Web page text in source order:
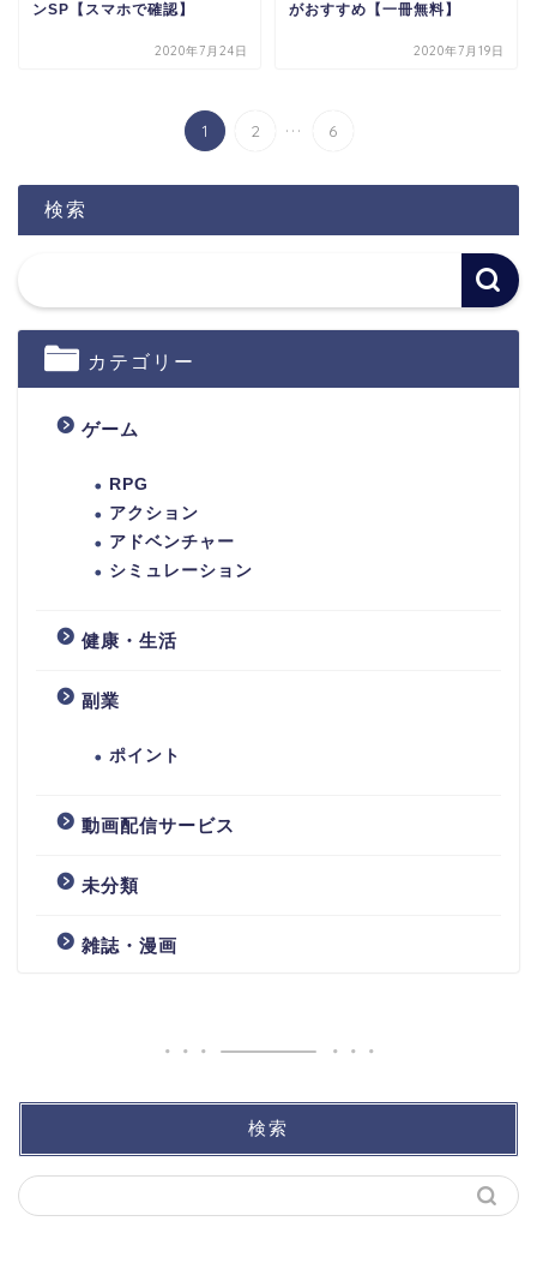
ンSP【スマホで確認】
2020年7月24日
がおすすめ【一冊無料】
2020年7月19日
1 2 ... 6
検索
カテゴリー
ゲーム
RPG
アクション
アドベンチャー
シミュレーション
健康・生活
副業
ポイント
動画配信サービス
未分類
雑誌・漫画
検索